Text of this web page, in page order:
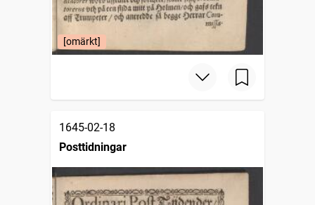
[omärkt]
1645-02-18
Posttidningar